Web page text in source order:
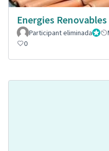
Energies Renovables
Participant eliminada
0